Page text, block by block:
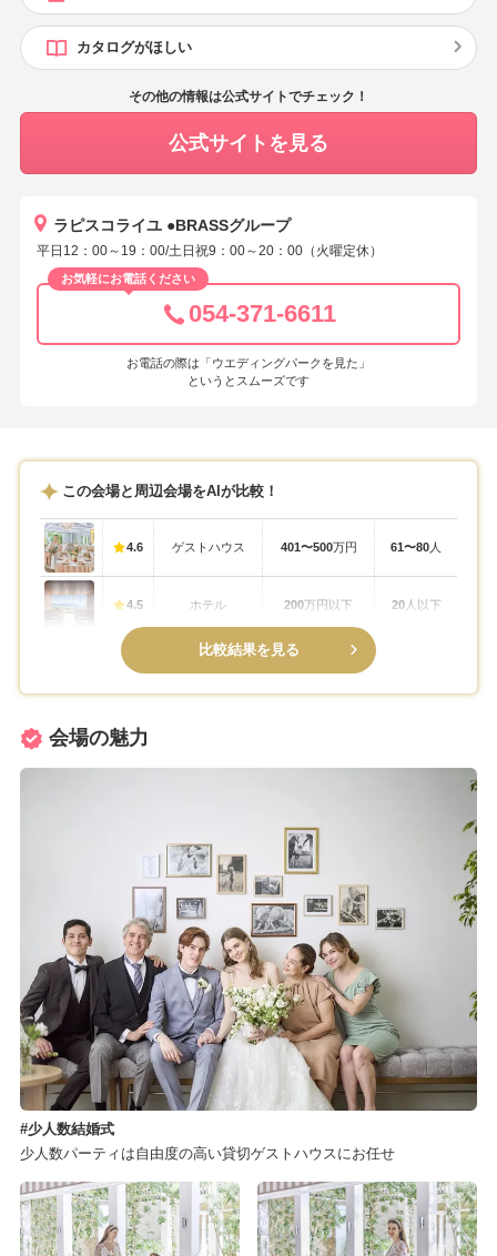
カタログがほしい
その他の情報は公式サイトでチェック！
公式サイトを見る
ラピスコライユ ●BRASSグループ
平日12：00～19：00/土日祝9：00～20：00（火曜定休）
お気軽にお電話ください
054-371-6611
お電話の際は「ウエディングパークを見た」
というとスムーズです
この会場と周辺会場をAIが比較！
4.6 ゲストハウス 401〜500万円 61〜80 人
4.5 ホテル 200万円以下 20人以下
比較結果を見る
会場の魅力
少人数結婚式
少人数パーティは自由度の高い貸切ゲストハウスにお任せ